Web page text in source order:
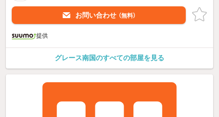
お問い合わせ （無料）
提供
グレース南国のすべての部屋を見る